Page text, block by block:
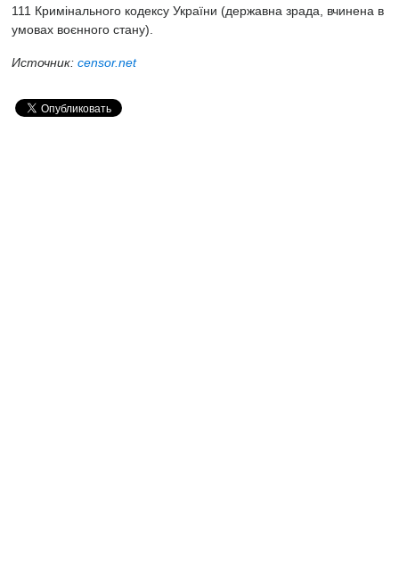
111 Кримінального кодексу України (державна зрада, вчинена в
умовах воєнного стану).
Источник: censor.net